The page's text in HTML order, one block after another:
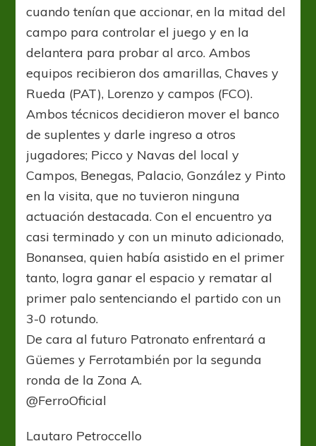
cuando tenían que accionar, en la mitad del
campo para controlar el juego y en la
delantera para probar al arco. Ambos
equipos recibieron dos amarillas, Chaves y
Rueda (PAT), Lorenzo y campos (FCO).
Ambos técnicos decidieron mover el banco
de suplentes y darle ingreso a otros
jugadores; Picco y Navas del local y
Campos, Benegas, Palacio, González y Pinto
en la visita, que no tuvieron ninguna
actuación destacada. Con el encuentro ya
casi terminado y con un minuto adicionado,
Bonansea, quien había asistido en el primer
tanto, logra ganar el espacio y rematar al
primer palo sentenciando el partido con un
3-0 rotundo.
De cara al futuro Patronato enfrentará a
Güemes y Ferrotambién por la segunda
ronda de la Zona A.
@FerroOficial
Lautaro Petroccello